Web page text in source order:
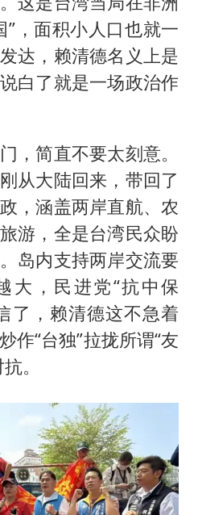
”，面积小人口也就一
达，赖清德名义上是
白了就是一场政治作
，简直不要太刻意。
从大陆回来，带回了
，涵盖两岸直航、农
游，全是台湾民众盼
岛内支持两岸交流要
大，民进党“抗中保
了，赖清德这不急着
作“台独”拉拢所谓“友
。